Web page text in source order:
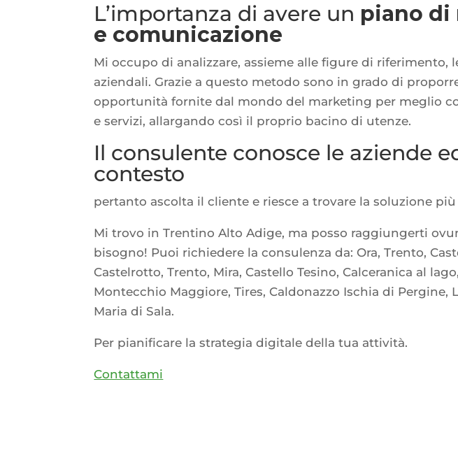
L’importanza di avere un piano di
e comunicazione
Mi occupo di analizzare, assieme alle figure di riferimento,
aziendali. Grazie a questo metodo sono in grado di
opportunità fornite dal mondo del marketing per meglio
e servizi, allargando così il proprio bacino di utenze.
Il consulente conosce le aziende
contesto
pertanto ascolta il cliente e riesce a trovare la soluzione più
Mi trovo in Trentino Alto Adige, ma posso raggiungerti
bisogno! Puoi richiedere la consulenza da: Ora, Trento,
Castelrotto, Trento, Mira, Castello Tesino, Calceranica al
Montecchio Maggiore, Tires, Caldonazzo Ischia di Pergine,
Maria di Sala.
Per pianificare la strategia digitale della tua attività.
Contattami